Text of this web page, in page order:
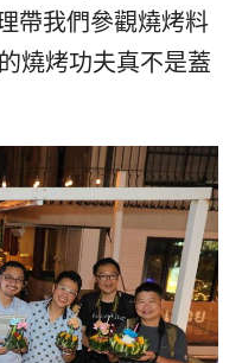
帶我們參觀燒烤料
燒烤功夫真不是蓋